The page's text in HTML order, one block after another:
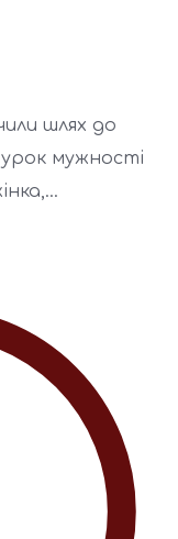
шлях до
мужності